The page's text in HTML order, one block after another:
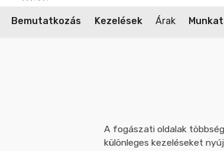
Bemutatkozás Kezelések Árak
A fogászati oldalak
különleges kezeléseket